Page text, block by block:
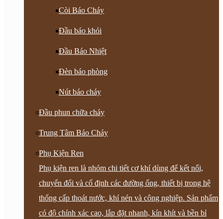
Còi Báo Cháy
Đầu báo khói
Đầu Báo Nhiệt
Đèn báo phòng
Nút báo cháy
Đầu phun chữa cháy
Trung Tâm Báo Cháy
Phụ Kiện Ren
Phụ kiện ren là nhóm chi tiết cơ khí dùng để kết nối,
chuyển đổi và cố định các đường ống, thiết bị trong hệ
thống cấp thoát nước, khí nén và công nghiệp. Sản phẩm
có độ chính xác cao, lắp đặt nhanh, kín khít và bền bỉ